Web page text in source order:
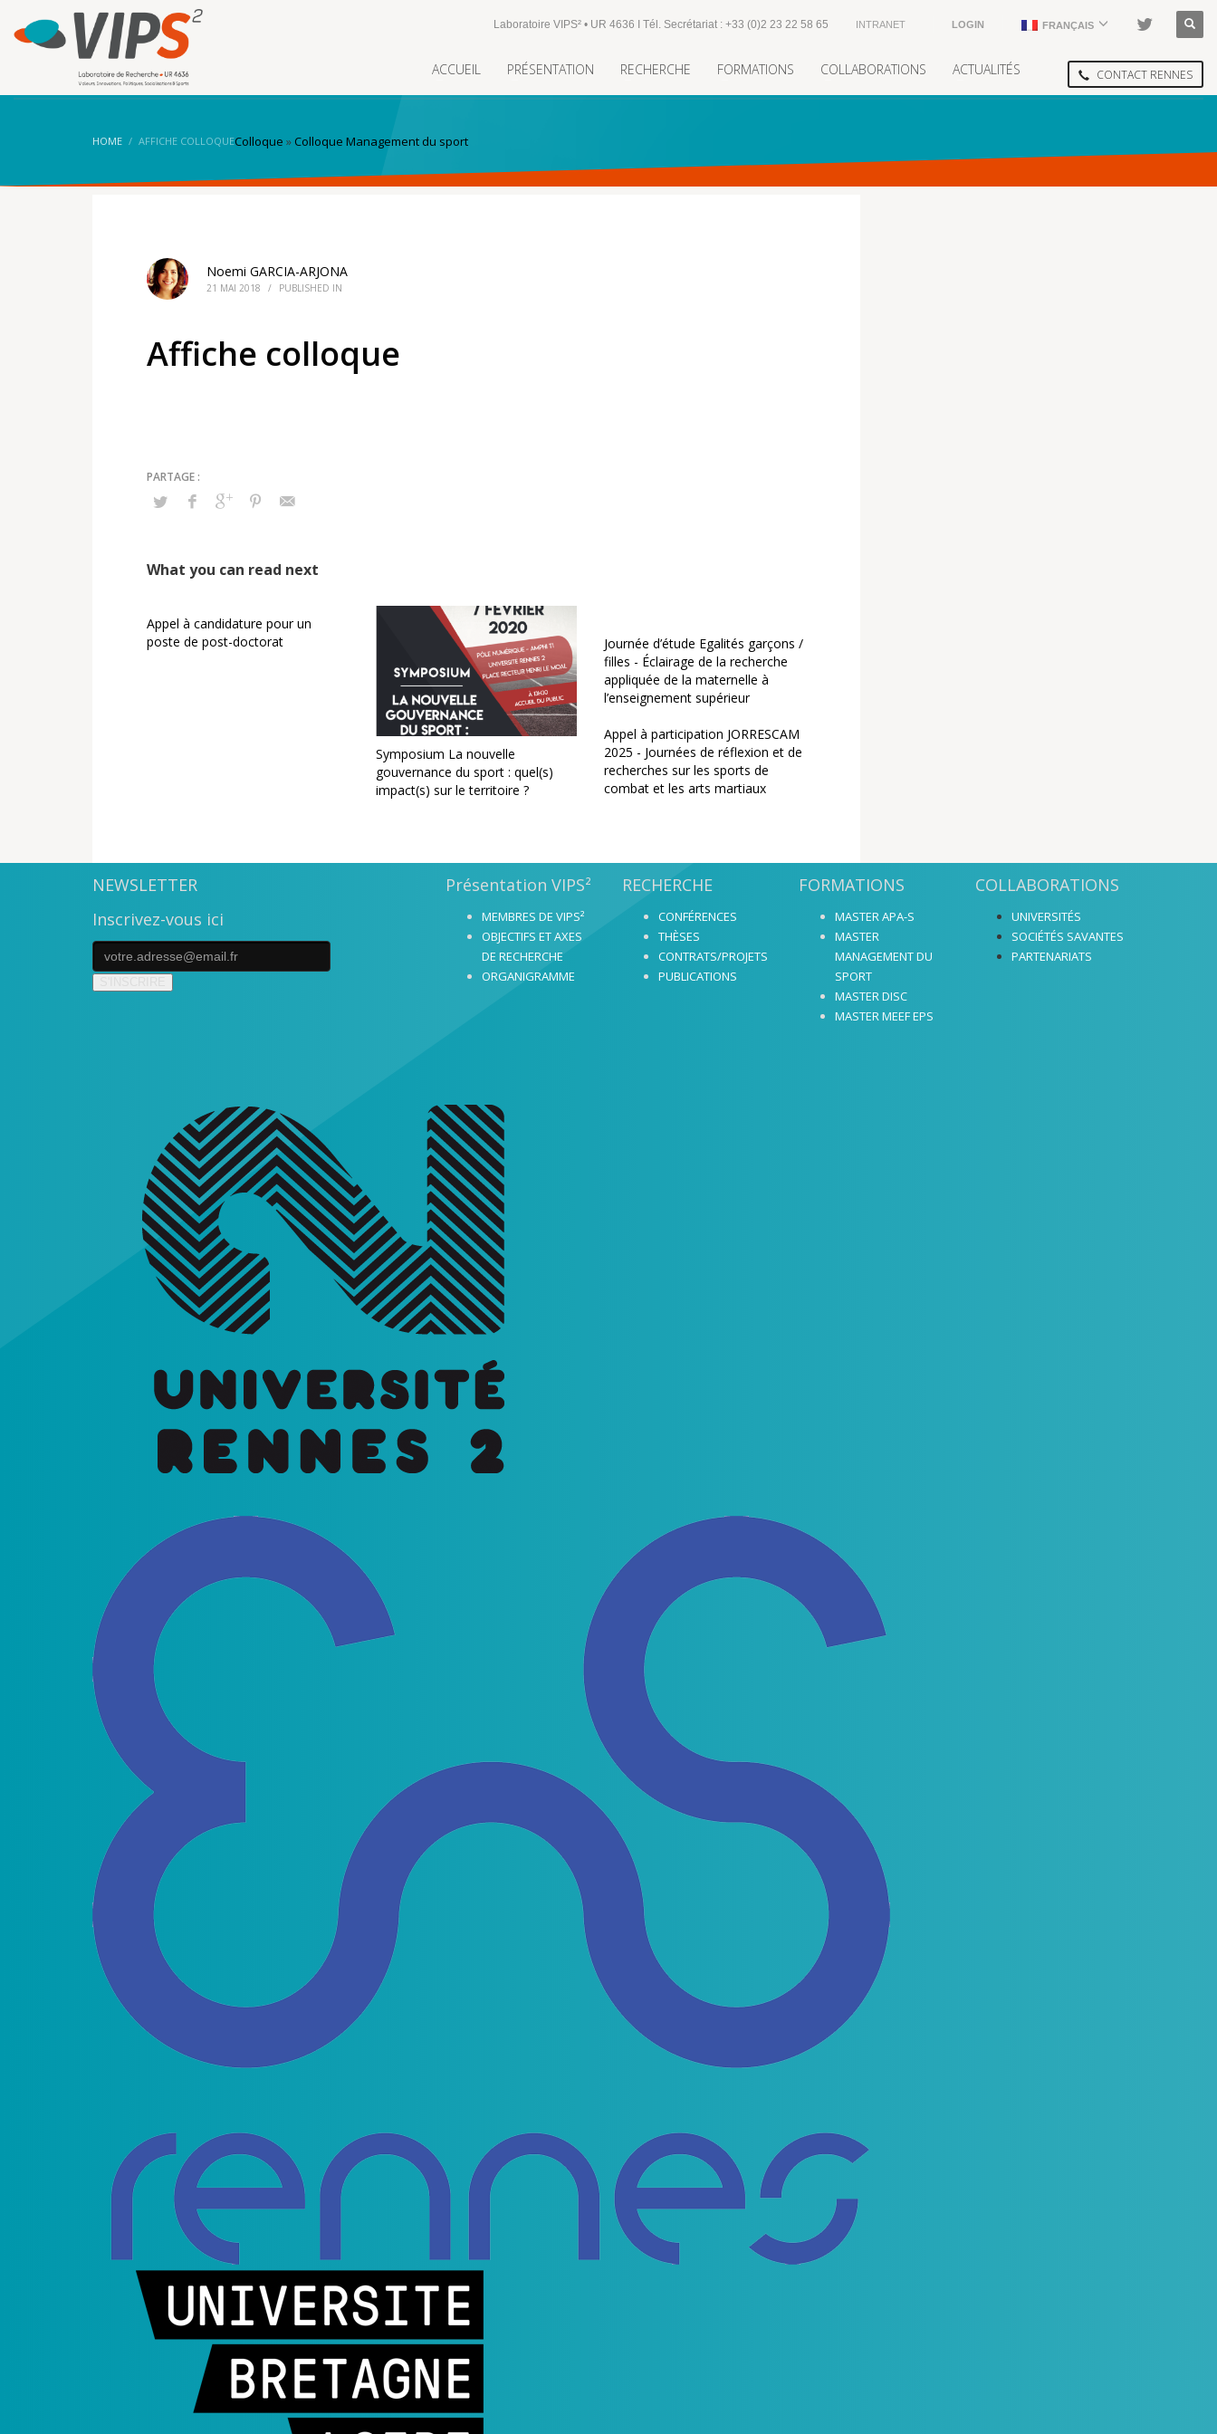
Laboratoire VIPS² • UR 4636 I Tél. Secrétariat : +33 (0)2 23 22 58 65 INTRANET LOGIN FRANÇAIS
ACCUEIL PRÉSENTATION RECHERCHE FORMATIONS COLLABORATIONS ACTUALITÉS CONTACT RENNES
HOME Colloque » Colloque Management du sport
AFFICHE COLLOQUE
Noemi GARCIA-ARJONA
21 MAI 2018 / PUBLISHED IN
Affiche colloque
What you can read next
Appel à candidature pour un
poste de post-doctorat
Symposium La nouvelle
gouvernance du sport : quel(s)
impact(s) sur le territoire ?
Journée d’étude Egalités garçons /
filles - Éclairage de la recherche
appliquée de la maternelle à
l’enseignement supérieur
Appel à participation JORRESCAM
2025 - Journées de réflexion et de
recherches sur les sports de
combat et les arts martiaux
NEWSLETTER
Inscrivez-vous ici
Présentation VIPS²
MEMBRES DE VIPS²
OBJECTIFS ET AXES
DE RECHERCHE
ORGANIGRAMME
RECHERCHE
CONFÉRENCES
THÈSES
CONTRATS/PROJETS
PUBLICATIONS
FORMATIONS
MASTER APA-S
MASTER
MANAGEMENT DU
SPORT
MASTER DISC
MASTER MEEF EPS
COLLABORATIONS
UNIVERSITÉS
SOCIÉTÉS SAVANTES
PARTENARIATS